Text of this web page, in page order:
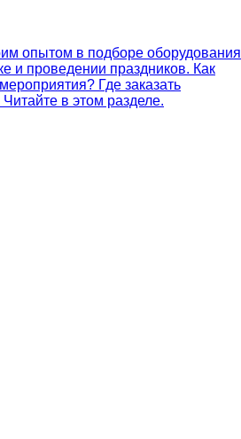
опытом в подборе оборудования
и проведении праздников. Как
Где заказать
в этом разделе.